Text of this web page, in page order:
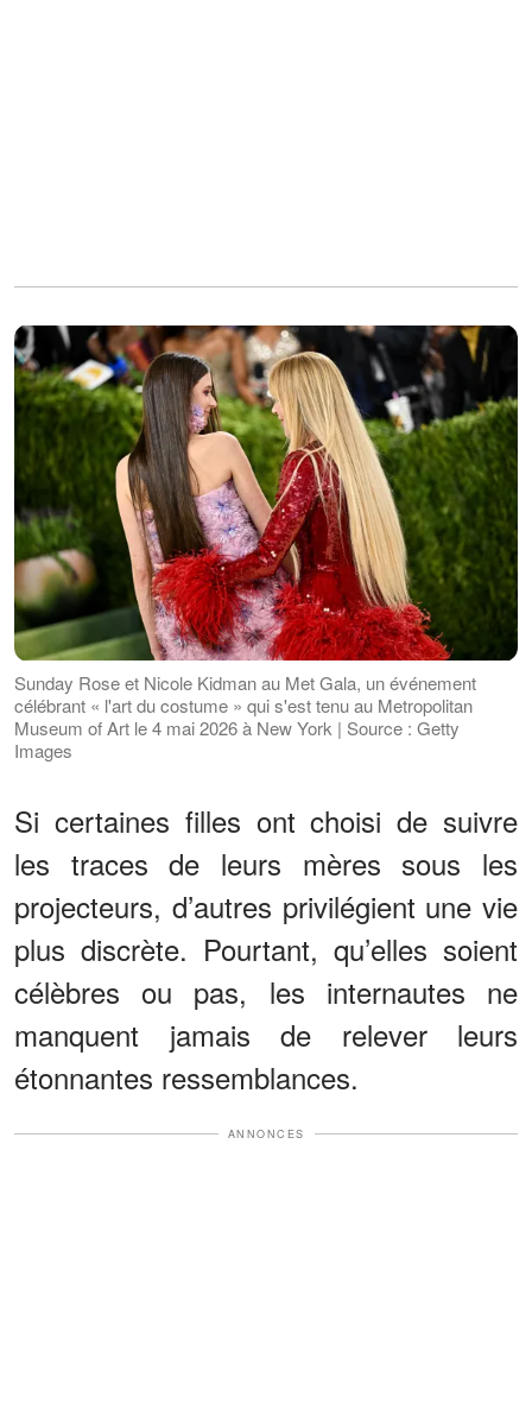
Sunday Rose et Nicole Kidman au Met Gala, un événement
célébrant « l'art du costume » qui s'est tenu au Metropolitan
Museum of Art le 4 mai 2026 à New York | Source : Getty
Images
Si certaines filles ont choisi de suivre
les traces de leurs mères sous les
projecteurs, d’autres privilégient une vie
plus discrète. Pourtant, qu’elles soient
célèbres ou pas, les internautes ne
manquent jamais de relever leurs
étonnantes ressemblances.
ANNONCES